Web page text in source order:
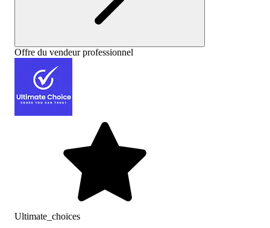
Offre du vendeur professionnel
Ultimate_choices